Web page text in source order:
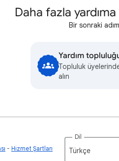
Daha fazla yardıma
Bir sonraki
Yardım
Topluluk
alın
Hizmet Şartları
Dil
Türkçe‎